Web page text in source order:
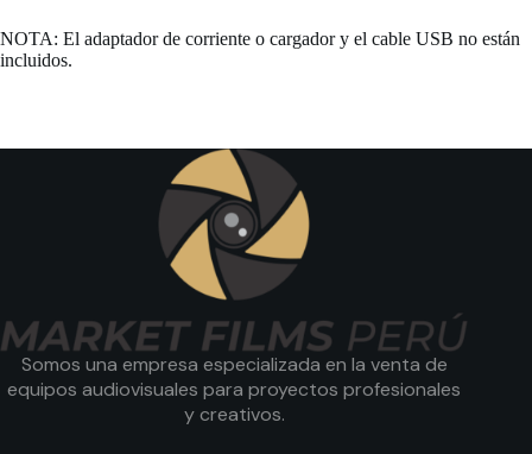
NOTA: El adaptador de corriente o cargador y el cable USB no están
incluidos.
Somos una empresa especializada en la venta de
equipos audiovisuales para proyectos profesionales
y creativos.